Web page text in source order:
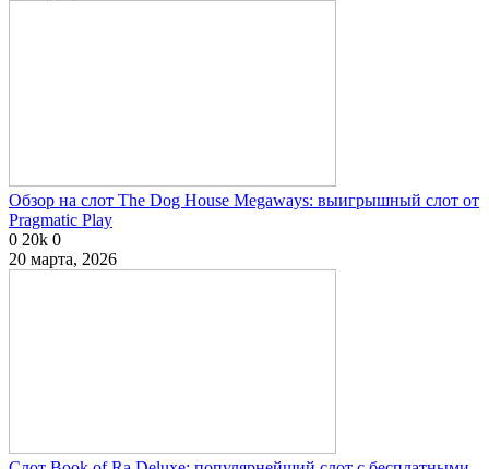
Обзор на слот The Dog House Megaways: выигрышный слот от
Pragmatic Play
0 20k 0
20 марта, 2026